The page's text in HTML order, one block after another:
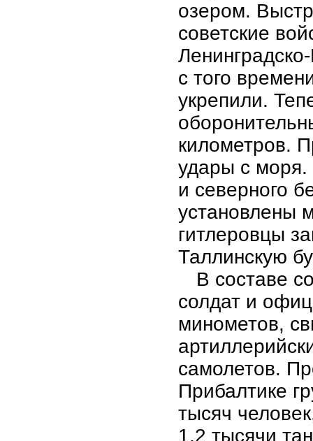
озером.
советские
с того
укрепили.
километров.
удары с
и северного
установлены
гитлеровцы
Таллинскую
В составе
солдат и
минометов,
самолетов.
Прибалтике
тысяч
1,2 тысячи